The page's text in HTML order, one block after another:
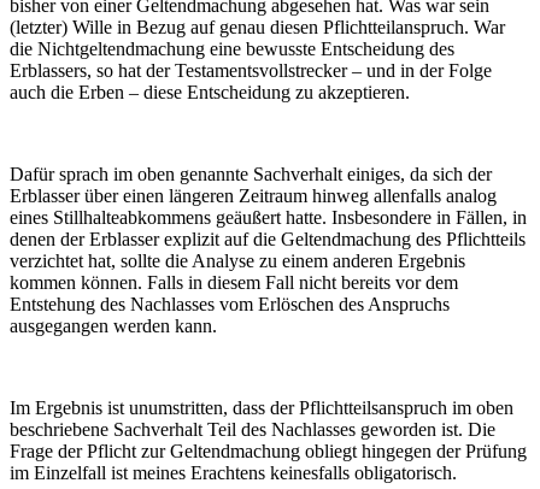
bisher von einer Geltendmachung abgesehen hat. Was war sein
(letzter) Wille in Bezug auf genau diesen Pflichtteilanspruch. War
die Nichtgeltendmachung eine bewusste Entscheidung des
Erblassers, so hat der Testamentsvollstrecker – und in der Folge
auch die Erben – diese Entscheidung zu akzeptieren.
Dafür sprach im oben genannte Sachverhalt einiges, da sich der
Erblasser über einen längeren Zeitraum hinweg allenfalls analog
eines Stillhalteabkommens geäußert hatte. Insbesondere in Fällen, in
denen der Erblasser explizit auf die Geltendmachung des Pflichtteils
verzichtet hat, sollte die Analyse zu einem anderen Ergebnis
kommen können. Falls in diesem Fall nicht bereits vor dem
Entstehung des Nachlasses vom Erlöschen des Anspruchs
ausgegangen werden kann.
Im Ergebnis ist unumstritten, dass der Pflichtteilsanspruch im oben
beschriebene Sachverhalt Teil des Nachlasses geworden ist. Die
Frage der Pflicht zur Geltendmachung obliegt hingegen der Prüfung
im Einzelfall ist meines Erachtens keinesfalls obligatorisch.